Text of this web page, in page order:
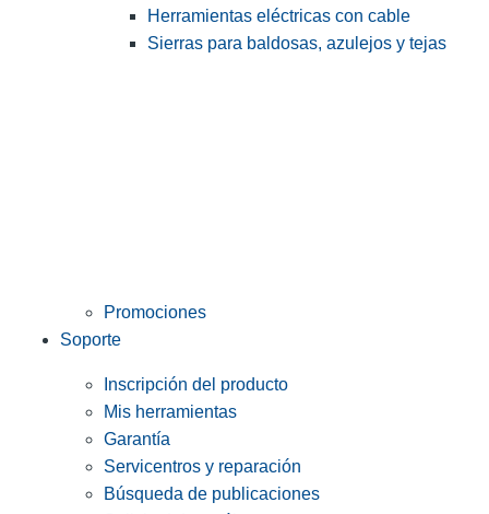
Herramientas eléctricas con cable
Sierras para baldosas, azulejos y tejas
Promociones
Soporte
Inscripción del producto
Mis herramientas
Garantía
Servicentros y reparación
Búsqueda de publicaciones